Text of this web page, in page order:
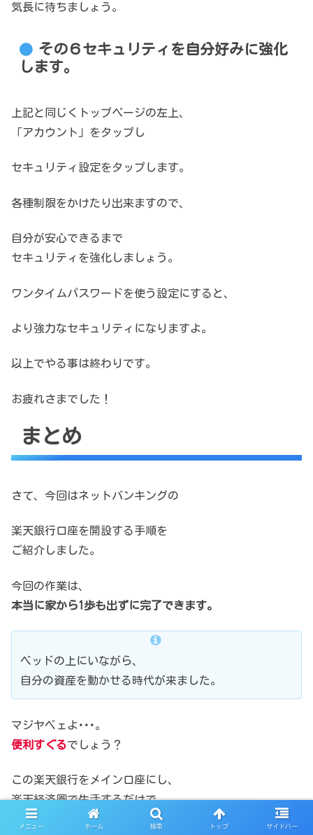
気長に待ちましょう。
その６セキュリティを自分好みに強化
します。
上記と同じくトップページの左上、
「アカウント」をタップし
セキュリティ設定をタップします。
各種制限をかけたり出来ますので、
自分が安心できるまで
セキュリティを強化しましょう。
ワンタイムパスワードを使う設定にすると、
より強力なセキュリティになりますよ。
以上でやる事は終わりです。
お疲れさまでした！
まとめ
さて、今回はネットバンキングの
楽天銀行口座を開設する手順を
ご紹介しました。
今回の作業は、
本当に家から1歩も出ずに完了できます。
ベッドの上にいながら、
自分の資産を動かせる時代が来ました。
マジヤベェよ･･･。
便利すぐるでしょう？
この楽天銀行をメイン口座にし、
楽天経済圏で生活するだけで
メニュー ホーム 検索 トップ サイドバー